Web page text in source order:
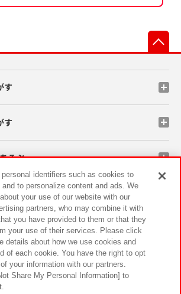
す
す
そぶ
ンペーン
サステナビリティ サイトポリシー
ー ウェブアクセシビリティ方針と検証結果
まとともに
identifiers such as cookies to
to personalize content and ads. We
your use of our website with our
partners, who may combine it with
you have provided to them or that they
your use of their services. Please click
details about how we use cookies and
of each cookie. You have the right to opt
your information with our partners.
Share My Personal Information] to